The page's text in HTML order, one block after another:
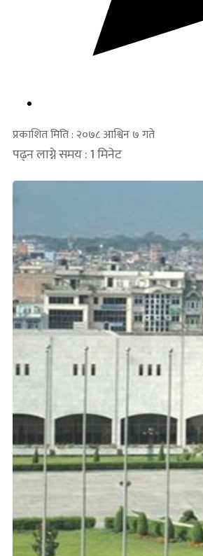
प्रकाशित मिति : २०७८ आश्विन ७ गते
पढ्न लाग्ने समय : 1 मिनेट